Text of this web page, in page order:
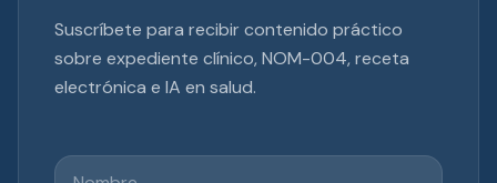
Suscríbete para recibir contenido práctico
sobre expediente clínico, NOM-004, receta
electrónica e IA en salud.
Nombre